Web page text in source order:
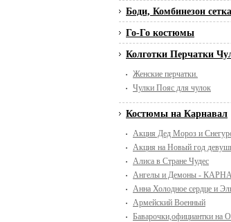
Боди, Комбинезон сетка
Го-Го костюмы
Колготки Перчатки
Женские перчатки.
Чулки Пояс для чулок
Костюмы на Карнавал
Акция Дед Мороз и
Акция на Новый год
Алиса в Стране Чудес
Ангелы и Демоны -
Анна Холодное сердце и
Армейский Военный
Баварочки,официантки на